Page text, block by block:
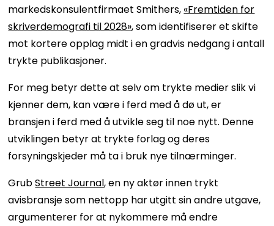
markedskonsulentfirmaet Smithers, «Fremtiden for
skriverdemografi til 2028», som identifiserer et skifte
mot kortere opplag midt i en gradvis nedgang i antall
trykte publikasjoner.
For meg betyr dette at selv om trykte medier slik vi
kjenner dem, kan være i ferd med å dø ut, er
bransjen i ferd med å utvikle seg til noe nytt. Denne
utviklingen betyr at trykte forlag og deres
forsyningskjeder må ta i bruk nye tilnærminger.
GrubStreet Journal, en ny aktør innen trykt
avisbransje som nettopp har utgitt sin andre utgave,
argumenterer for at nykommere må endre